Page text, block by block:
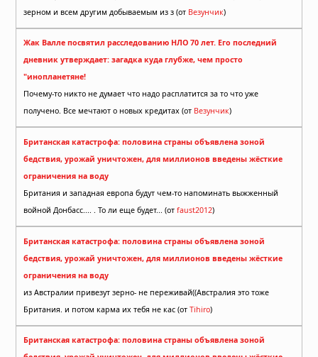
зерном и всем другим добываемым из з (от Везунчик)
Жак Валле посвятил расследованию НЛО 70 лет. Его последний
дневник утверждает: загадка куда глубже, чем просто
"инопланетяне!
Почему-то никто не думает что надо расплатится за то что уже
получено. Все мечтают о новых кредитах (от Везунчик)
Британская катастрофа: половина страны объявлена зоной
бедствия, урожай уничтожен, для миллионов введены жёсткие
ограничения на воду
Британия и западная европа будут чем-то напоминать выжженный
войной Донбасс.... . То ли еще будет... (от faust2012)
Британская катастрофа: половина страны объявлена зоной
бедствия, урожай уничтожен, для миллионов введены жёсткие
ограничения на воду
из Австралии привезут зерно- не переживай((Австралия это тоже
Британия. и потом карма их тебя не кас (от Tihiro)
Британская катастрофа: половина страны объявлена зоной